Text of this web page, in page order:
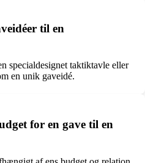
til en
specialdesignet taktiktavle eller
en unik gaveidé.
for en gave til en